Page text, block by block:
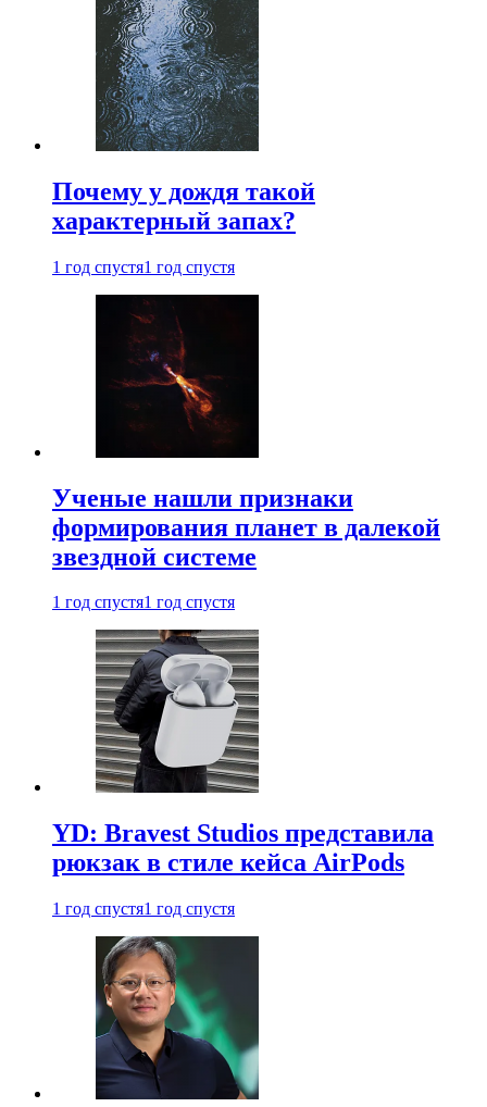
Почему у дождя такой
характерный запах?
1 год спустя1 год спустя
Ученые нашли признаки
формирования планет в далекой
звездной системе
1 год спустя1 год спустя
YD: Bravest Studios представила
рюкзак в стиле кейса AirPods
1 год спустя1 год спустя